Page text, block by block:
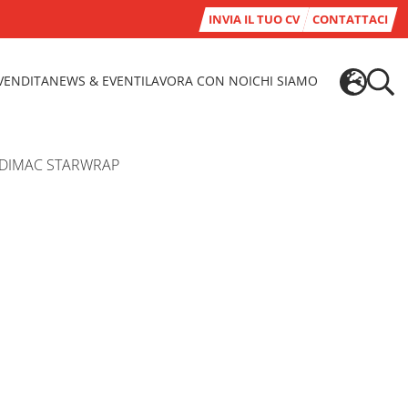
INVIA IL TUO CV CONTATTACI
NEWS & EVENTILAVORA CON NOICHI SIAMO